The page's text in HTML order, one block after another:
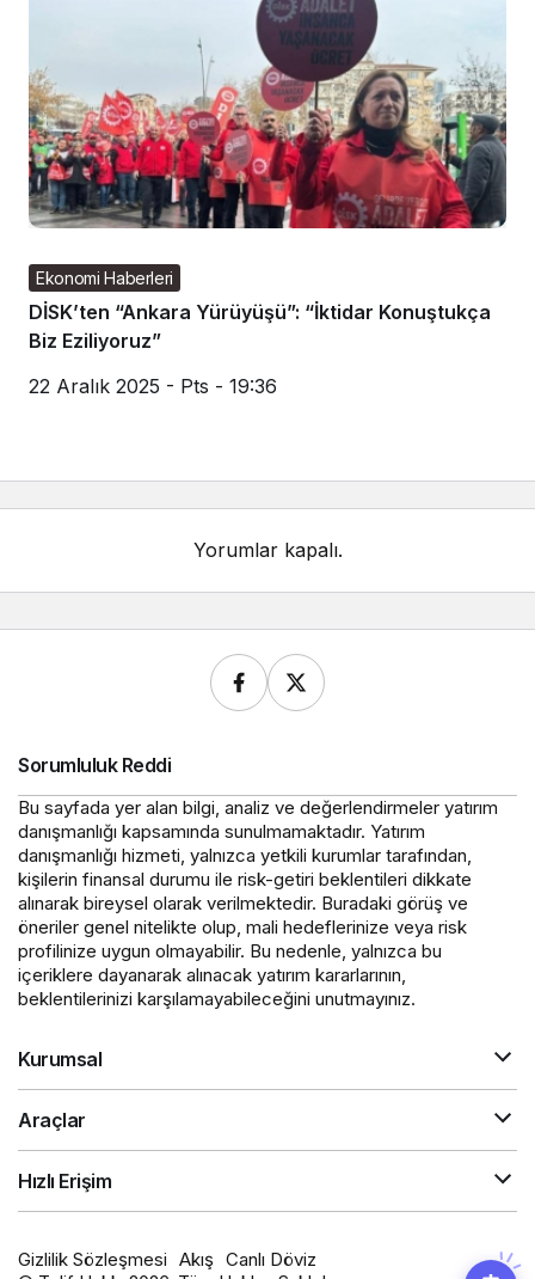
Ekonomi Haberleri
DİSK’ten “Ankara Yürüyüşü”: “İktidar Konuştukça
Biz Eziliyoruz”
22 Aralık 2025 - Pts - 19:36
Yorumlar kapalı.
Sorumluluk Reddi
Bu sayfada yer alan bilgi, analiz ve değerlendirmeler yatırım
danışmanlığı kapsamında sunulmamaktadır. Yatırım
danışmanlığı hizmeti, yalnızca yetkili kurumlar tarafından,
kişilerin finansal durumu ile risk-getiri beklentileri dikkate
alınarak bireysel olarak verilmektedir. Buradaki görüş ve
öneriler genel nitelikte olup, mali hedeflerinize veya risk
profilinize uygun olmayabilir. Bu nedenle, yalnızca bu
içeriklere dayanarak alınacak yatırım kararlarının,
beklentilerinizi karşılamayabileceğini unutmayınız.
Kurumsal
Araçlar
Hızlı Erişim
Gizlilik Sözleşmesi Akış Canlı Döviz